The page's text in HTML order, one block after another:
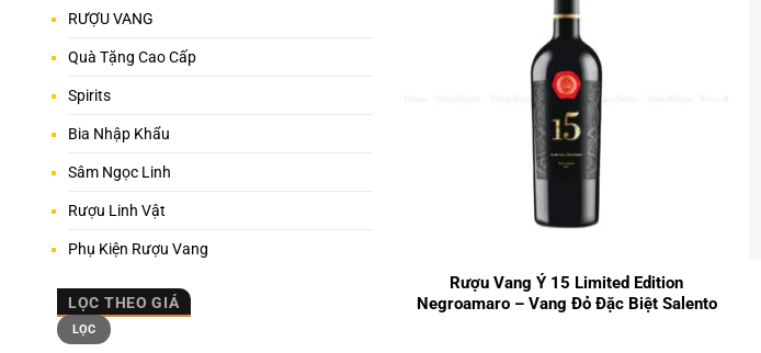
RƯỢU VANG
Quà Tặng Cao Cấp
Spirits
Bia Nhập Khẩu
Sâm Ngọc Linh
Rượu Linh Vật
Phụ Kiện Rượu Vang
LỌC THEO GIÁ
Giá
tối
thiểu
Giá
tối
đa
LỌC
Rượu Vang Ý 15 Limited Edition
Negroamaro – Vang Đỏ Đặc Biệt Salento